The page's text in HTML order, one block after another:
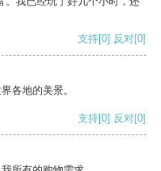
支持[0] 反对[0]
各地的美景。
支持[0] 反对[0]